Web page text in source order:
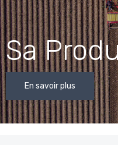
Sa
En savoir plus